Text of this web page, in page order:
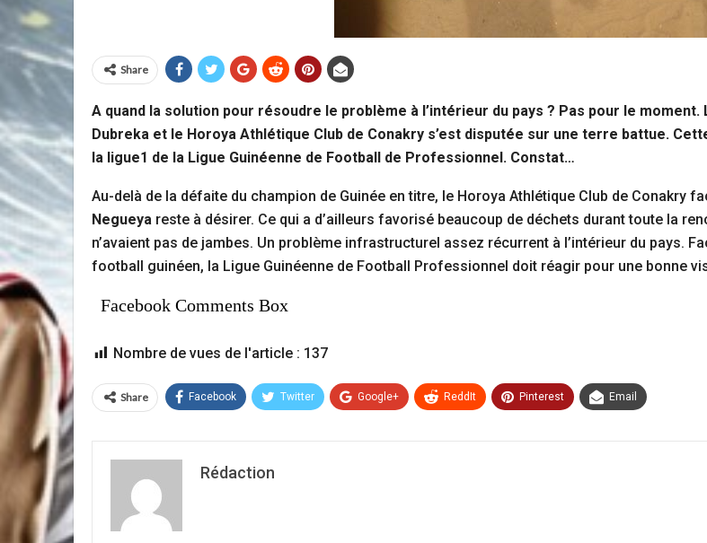
Share
A quand la solution pour résoudre le problème à l’intérieur du pays ? Pas pour le
Dubreka et le Horoya Athlétique Club de Conakry s’est disputée sur une terre battue.
la ligue1 de la Ligue Guinéenne de Football de Professionnel. Constat…
Au-delà de la défaite du champion de Guinée en titre, le Horoya Athlétique Club de Conakry
Negueya reste à désirer. Ce qui a d’ailleurs favorisé beaucoup de déchets durant toute la
n’avaient pas de jambes. Un problème infrastructurel assez récurrent à l’intérieur du pays.
football guinéen, la Ligue Guinéenne de Football Professionnel doit réagir pour une bonne
Facebook Comments Box
Nombre de vues de l'article : 137
Share Facebook Twitter Google+ ReddIt Pinterest Email
Rédaction